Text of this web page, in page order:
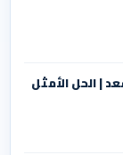
| الحل الأمثل